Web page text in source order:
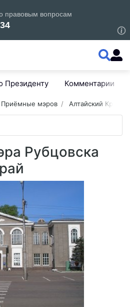
Президенту Комментарии
Приёмные мэров Алтайский Край
Рубцовска